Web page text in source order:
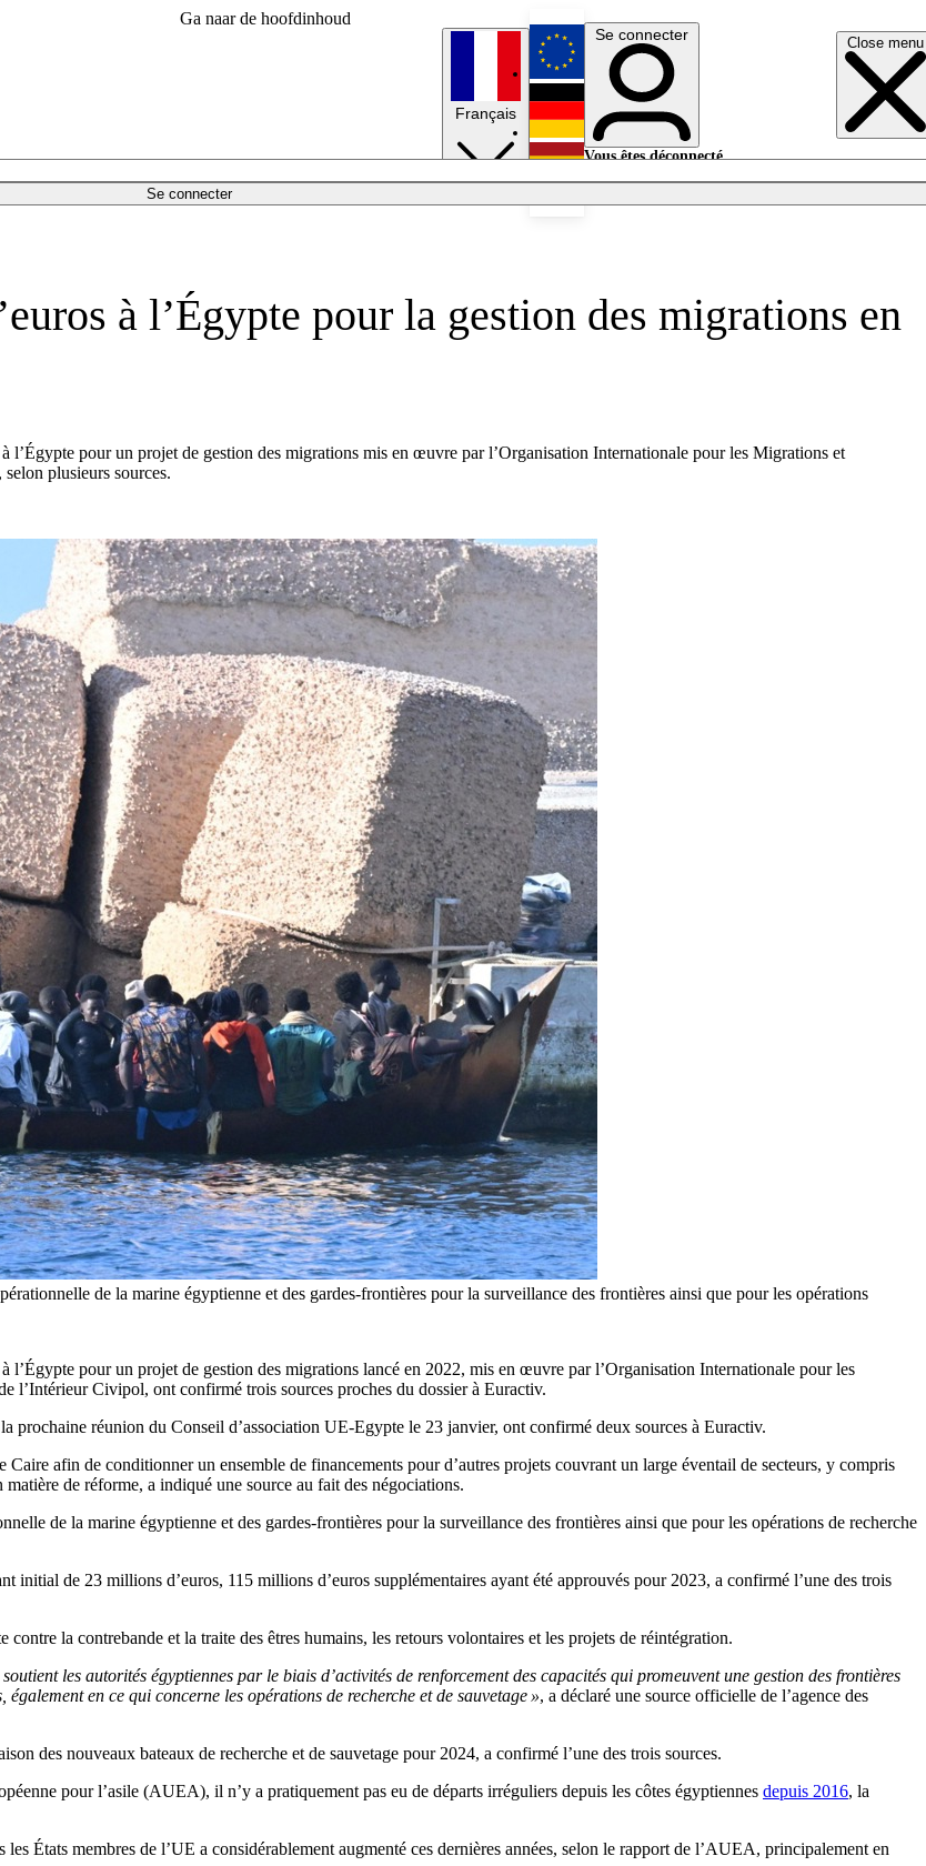
Ga naar de hoofdinhoud
Close menu
Se connecter
Français
English
Deutsch
Se connecter
Vous êtes déconnecté.
à l’Égypte pour la gestion des migrations en
pour un projet de gestion des migrations mis en œuvre par l’Organisation Internationale pour les Migrations et
plusieurs sources.
de la marine égyptienne et des gardes-frontières pour la surveillance des frontières ainsi que pour les opérations
pour un projet de gestion des migrations lancé en 2022, mis en œuvre par l’Organisation Internationale pour les
l’Intérieur Civipol, ont confirmé trois sources proches du dossier à Euractiv.
prochaine réunion du Conseil d’association UE-Egypte le 23 janvier, ont confirmé deux sources à Euractiv.
afin de conditionner un ensemble de financements pour d’autres projets couvrant un large éventail de secteurs, y compris
de réforme, a indiqué une source au fait des négociations.
de la marine égyptienne et des gardes-frontières pour la surveillance des frontières ainsi que pour les opérations de recherche
de 23 millions d’euros, 115 millions d’euros supplémentaires ayant été approuvés pour 2023, a confirmé l’une des trois
la contrebande et la traite des êtres humains, les retours volontaires et les projets de réintégration.
les autorités égyptiennes par le biais d’activités de renforcement des capacités qui promeuvent une gestion des frontières
en ce qui concerne les opérations de recherche et de sauvetage », a déclaré une source officielle de l’agence des
des nouveaux bateaux de recherche et de sauvetage pour 2024, a confirmé l’une des trois sources.
pour l’asile (AUEA), il n’y a pratiquement pas eu de départs irréguliers depuis les côtes égyptiennes depuis 2016, la
États membres de l’UE a considérablement augmenté ces dernières années, selon le rapport de l’AUEA, principalement en